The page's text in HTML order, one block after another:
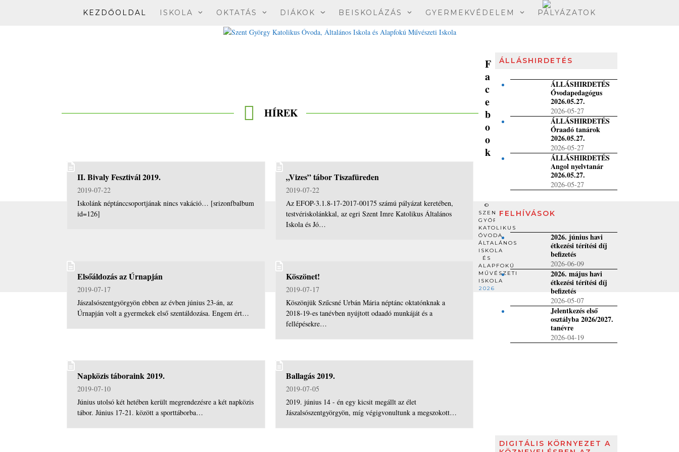
KEZDŐOLDAL ISKOLA OKTATÁS DIÁKOK BEISKOLÁZÁS GYERMEKVÉDELEM PÁLYÁZATOK
HÍREK
II. Bivaly Fesztivál 2019.
2019-07-22
Iskolánk néptánccsoportjának nincs vakáció… [srizonfbalbum
id=126]
„Vizes” tábor Tiszafüreden
2019-07-22
Az EFOP-3.1.8-17-2017-00175 számú pályázat keretében,
testvériskolánkkal, az egri Szent Imre Katolikus Általános
Iskola és Jó…
Elsőáldozás az Úrnapján
2019-07-17
Jászalsószentgyörgyön ebben az évben június 23-án, az
Úrnapján volt a gyermekek első szentáldozása. Engem ért…
Köszönet!
2019-07-17
Köszönjük Szűcsné Urbán Mária néptánc oktatónknak a
2018-19-es tanévben nyújtott odaadó munkáját és a
fellépésekre…
Napközis táboraink 2019.
2019-07-10
Június utolsó két hetében került megrendezésre a két napközis
tábor. Június 17-21. között a sporttáborba…
Ballagás 2019.
2019-07-05
2019. június 14 - én egy kicsit megállt az élet
Jászalsószentgyörgyön, míg végigvonultunk a megszokott…
ÁLLÁSHIRDETÉS
ÁLLÁSHIRDETÉS
Óvodapedagógus
2026.05.27.
2026-05-27
ÁLLÁSHIRDETÉS
Óraadó tanárok
2026.05.27.
2026-05-27
ÁLLÁSHIRDETÉS
Angol nyelvtanár
2026.05.27.
2026-05-27
FELHÍVÁSOK
2026. június havi
étkezési térítési díj
befizetés
2026-06-09
2026. május havi
étkezési térítési díj
befizetés
2026-05-07
Jelentkezés első
osztályba 2026/2027.
tanévre
2026-04-19
DIGITÁLIS KÖRNYEZET A
F
a
c
e
b
o
o
k
©
SZENT
GYÖRGY
KATOLIKUS
ÓVODA,
ÁLTALÁNOS
ISKOLA
ÉS
ALAPFOKÚ
MŰVÉSZETI
ISKOLA
2026